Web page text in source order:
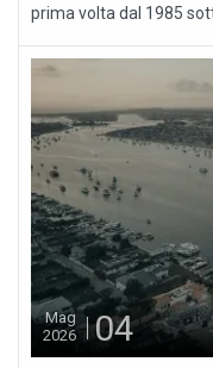
prima volta dal 1985
Mag
2026
04